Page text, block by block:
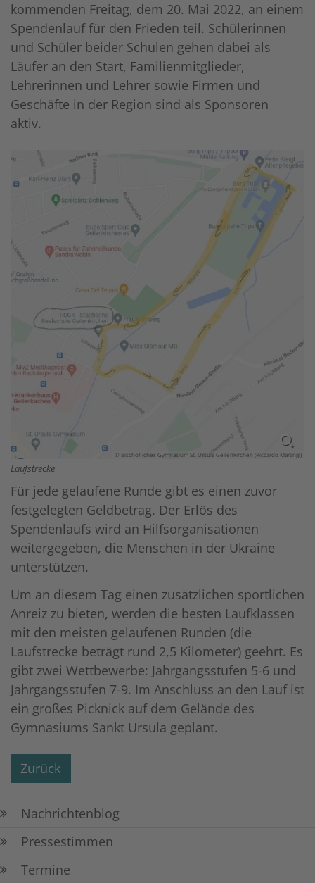
kommenden Freitag, dem 20. Mai 2022, an einem
Spendenlauf für den Frieden teil. Schülerinnen
und Schüler beider Schulen gehen dabei als
Läufer an den Start, Familienmitglieder,
Lehrerinnen und Lehrer sowie Firmen und
Geschäfte in der Region sind als Sponsoren
aktiv.
© Bischöfliches Gymnasium St. Ursula Geilenkirchen (Riccardo Marangi)
Laufstrecke
Für jede gelaufene Runde gibt es einen zuvor
festgelegten Geldbetrag. Der Erlös des
Spendenlaufs wird an Hilfsorganisationen
weitergegeben, die Menschen in der Ukraine
unterstützen.
Um an diesem Tag einen zusätzlichen sportlichen
Anreiz zu bieten, werden die besten Laufklassen
mit den meisten gelaufenen Runden (die
Laufstrecke beträgt rund 2,5 Kilometer) geehrt. Es
gibt zwei Wettbewerbe: Jahrgangsstufen 5-6 und
Jahrgangsstufen 7-9. Im Anschluss an den Lauf ist
ein großes Picknick auf dem Gelände des
Gymnasiums Sankt Ursula geplant.
Zurück
Nachrichtenblog
Pressestimmen
Termine